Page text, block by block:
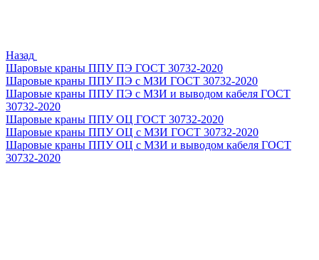
Назад
Шаровые краны ППУ ПЭ ГОСТ 30732-2020
Шаровые краны ППУ ПЭ с МЗИ ГОСТ 30732-2020
Шаровые краны ППУ ПЭ с МЗИ и выводом кабеля ГОСТ
30732-2020
Шаровые краны ППУ ОЦ ГОСТ 30732-2020
Шаровые краны ППУ ОЦ с МЗИ ГОСТ 30732-2020
Шаровые краны ППУ ОЦ с МЗИ и выводом кабеля ГОСТ
30732-2020